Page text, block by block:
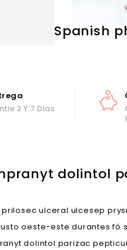
2 Y 7 Días
Spanish
dolintol
ulceral ulcesep
oeste-este durantes fó
dolintol parizac